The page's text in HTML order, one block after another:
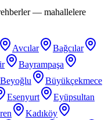
— mahallelere
Avcılar
Bağcılar
Bayrampaşa
Beyoğlu
Büyükçekmece
Esenyurt
Eyüpsultan
Kadıköy